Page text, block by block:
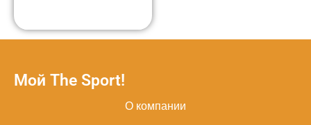
Мой The Sport!
О компании